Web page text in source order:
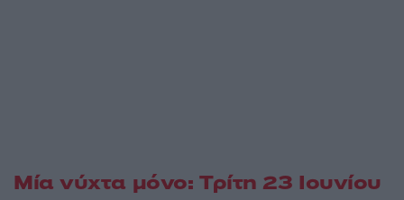
Μία νύχτα μόνο: Τρίτη 23 Ιουνίου